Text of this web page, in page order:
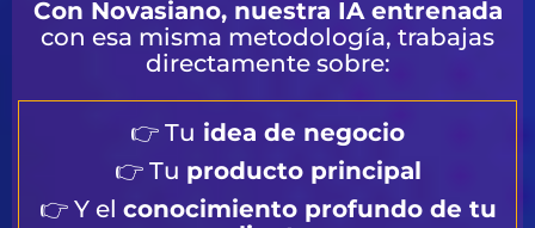
Con Novasiano, nuestra IA entrenada
con esa misma metodología, trabajas
directamente sobre:
👉 Tu idea de negocio
👉 Tu producto principal
👉 Y el conocimiento profundo de tu